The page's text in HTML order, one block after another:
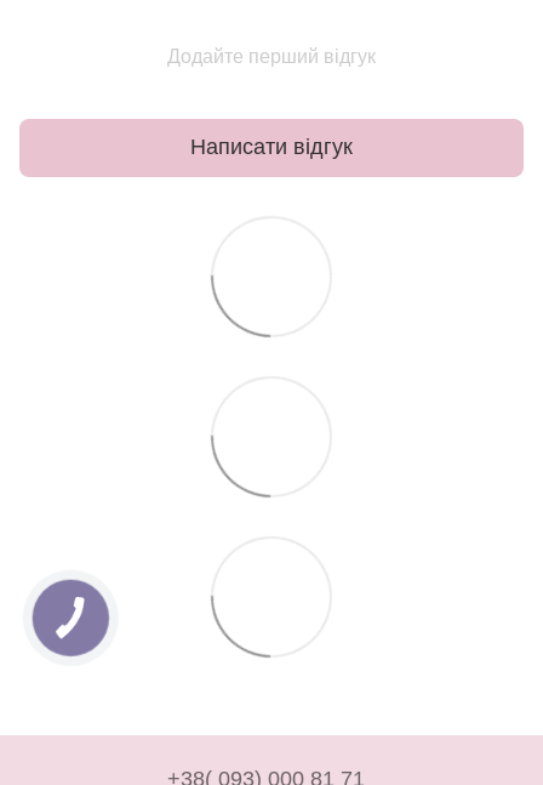
Додайте перший відгук
Написати відгук
+38( 093) 000 81 71